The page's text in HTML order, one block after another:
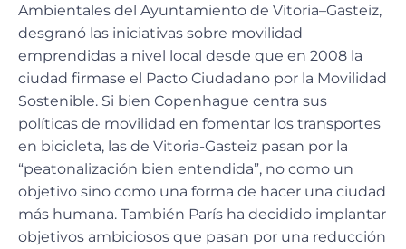
Ambientales del Ayuntamiento de Vitoria–Gasteiz,
desgranó las iniciativas sobre movilidad
emprendidas a nivel local desde que en 2008 la
ciudad firmase el Pacto Ciudadano por la Movilidad
Sostenible. Si bien Copenhague centra sus
políticas de movilidad en fomentar los transportes
en bicicleta, las de Vitoria-Gasteiz pasan por la
“peatonalización bien entendida”, no como un
objetivo sino como una forma de hacer una ciudad
más humana. También París ha decidido implantar
objetivos ambiciosos que pasan por una reducción